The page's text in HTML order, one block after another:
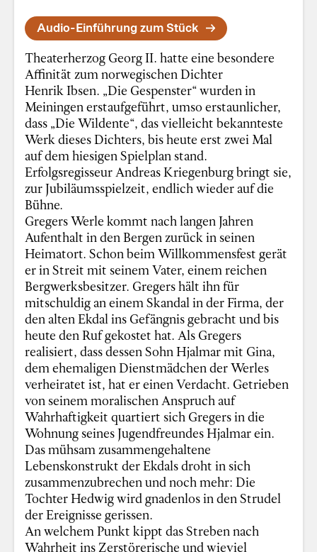
Audio-Einführung zum Stück
Theaterherzog Georg II. hatte eine besondere
Affinität zum norwegischen Dichter
Henrik Ibsen. „Die Gespenster“ wurden in
Meiningen erstaufgeführt, umso erstaunlicher,
dass „Die Wildente“, das vielleicht bekannteste
Werk dieses Dichters, bis heute erst zwei Mal
auf dem hiesigen Spielplan stand.
Erfolgsregisseur Andreas Kriegenburg bringt sie,
zur Jubiläumsspielzeit, endlich wieder auf die
Bühne.
Gregers Werle kommt nach langen Jahren
Aufenthalt in den Bergen zurück in seinen
Heimatort. Schon beim Willkommensfest gerät
er in Streit mit seinem Vater, einem reichen
Bergwerksbesitzer. Gregers hält ihn für
mitschuldig an einem Skandal in der Firma, der
den alten Ekdal ins Gefängnis gebracht und bis
heute den Ruf gekostet hat. Als Gregers
realisiert, dass dessen Sohn Hjalmar mit Gina,
dem ehemaligen Dienstmädchen der Werles
verheiratet ist, hat er einen Verdacht. Getrieben
von seinem moralischen Anspruch auf
Wahrhaftigkeit quartiert sich Gregers in die
Wohnung seines Jugendfreundes Hjalmar ein.
Das mühsam zusammengehaltene
Lebenskonstrukt der Ekdals droht in sich
zusammenzubrechen und noch mehr: Die
Tochter Hedwig wird gnadenlos in den Strudel
der Ereignisse gerissen.
An welchem Punkt kippt das Streben nach
Wahrheit ins Zerstörerische und wieviel